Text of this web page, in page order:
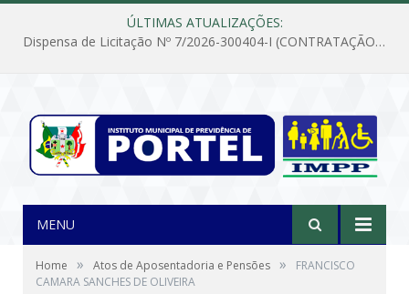
ÚLTIMAS ATUALIZAÇÕES:
Dispensa de Licitação Nº 7/2026-300404-I (CONTRATAÇÃO DE EMPRESA PARA MANUTENÇÃO E REPARAÇÃO DE APARELHOS DE AR CONDICIONADO, EM ATENDIMENTO ÀS NECESSIDADES DO INSTITUTO DE PREVIDÊNCIA MUNICIPAL DE PORTEL/PA)
MENU
Home » Atos de Aposentadoria e Pensões »
FRANCISCO
CAMARA SANCHES DE OLIVEIRA